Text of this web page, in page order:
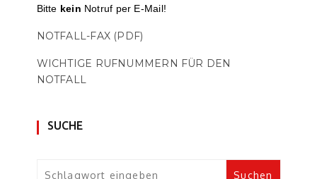
Bitte kein Notruf per E-Mail!
NOTFALL-FAX (PDF)
WICHTIGE RUFNUMMERN FÜR DEN
NOTFALL
SUCHE